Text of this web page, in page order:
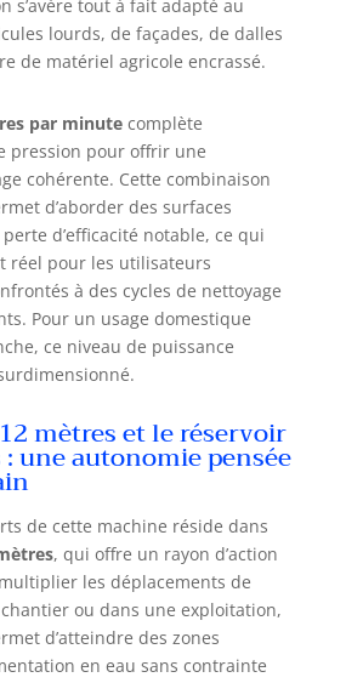
s’avère tout à fait adapté au
lourds, de façades, de dalles
de matériel agricole encrassé.
par minutecomplète
pression pour offrir une
cohérente. Cette combinaison
d’aborder des surfaces
d’efficacité notable, ce qui
réel pour les utilisateurs
à des cycles de nettoyage
Pour un usage domestique
ce niveau de puissance
mètres et le réservoir
une autonomie pensée
de cette machine réside dans
, qui offre un rayon d’action
les déplacements de
ou dans une exploitation,
d’atteindre des zones
en eau sans contrainte